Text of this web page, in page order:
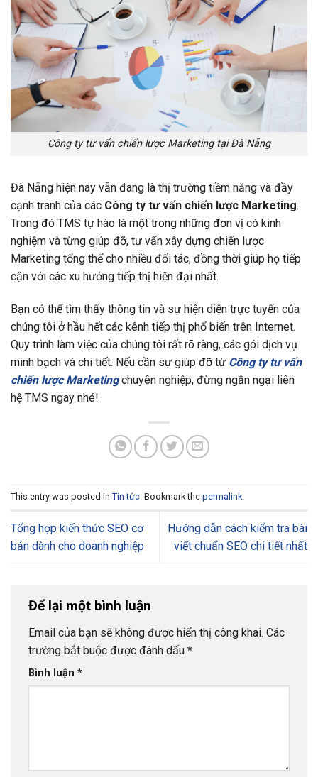
Công ty tư vấn chiến lược Marketing tại Đà Nẵng
Đà Nẵng hiện nay vẫn đang là thị trường tiềm năng và đầy
cạnh tranh của các Công ty tư vấn chiến lược Marketing.
Trong đó TMS tự hào là một trong những đơn vị có kinh
nghiệm và từng giúp đỡ, tư vấn xây dựng chiến lược
Marketing tổng thể cho nhiều đối tác, đồng thời giúp họ tiếp
cận với các xu hướng tiếp thị hiện đại nhất.
Bạn có thể tìm thấy thông tin và sự hiện diện trực tuyến của
chúng tôi ở hầu hết các kênh tiếp thị phổ biến trên Internet.
Quy trình làm việc của chúng tôi rất rõ ràng, các gói dịch vụ
minh bạch và chi tiết. Nếu cần sự giúp đỡ từ Công ty tư vấn
chiến lược Marketing chuyên nghiệp, đừng ngần ngại liên
hệ TMS ngay nhé!
This entry was posted in Tin tức. Bookmark the permalink.
Tổng hợp kiến thức SEO cơ
bản dành cho doanh nghiệp
Hướng dẫn cách kiểm tra bài
viết chuẩn SEO chi tiết nhất
Để lại một bình luận
Email của bạn sẽ không được hiển thị công khai. Các
trường bắt buộc được đánh dấu *
Bình luận *